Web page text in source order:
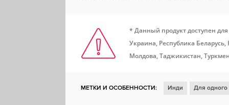
* Данный продукт доступен
Украина, Республика
Молдова, Таджикистан,
МЕТКИ И ОСОБЕННОСТИ: Инди Для одного